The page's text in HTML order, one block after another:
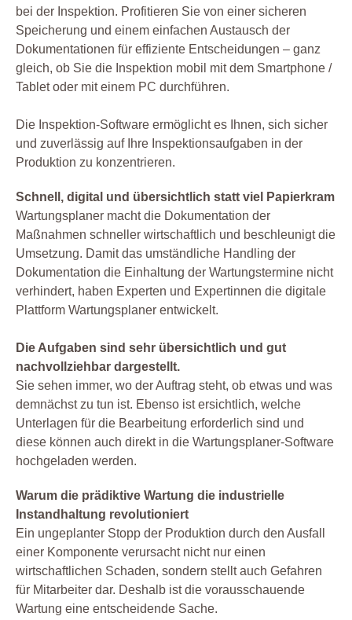
bei der Inspektion. Profitieren Sie von einer sicheren
Speicherung und einem einfachen Austausch der
Dokumentationen für effiziente Entscheidungen – ganz
gleich, ob Sie die Inspektion mobil mit dem Smartphone /
Tablet oder mit einem PC durchführen.
Die Inspektion-Software ermöglicht es Ihnen, sich sicher
und zuverlässig auf Ihre Inspektionsaufgaben in der
Produktion zu konzentrieren.
Schnell, digital und übersichtlich statt viel Papierkram
Wartungsplaner macht die Dokumentation der
Maßnahmen schneller wirtschaftlich und beschleunigt die
Umsetzung. Damit das umständliche Handling der
Dokumentation die Einhaltung der Wartungstermine nicht
verhindert, haben Experten und Expertinnen die digitale
Plattform Wartungsplaner entwickelt.
Die Aufgaben sind sehr übersichtlich und gut
nachvollziehbar dargestellt.
Sie sehen immer, wo der Auftrag steht, ob etwas und was
demnächst zu tun ist. Ebenso ist ersichtlich, welche
Unterlagen für die Bearbeitung erforderlich sind und
diese können auch direkt in die Wartungsplaner-Software
hochgeladen werden.
Warum die prädiktive Wartung die industrielle
Instandhaltung revolutioniert
Ein ungeplanter Stopp der Produktion durch den Ausfall
einer Komponente verursacht nicht nur einen
wirtschaftlichen Schaden, sondern stellt auch Gefahren
für Mitarbeiter dar. Deshalb ist die vorausschauende
Wartung eine entscheidende Sache.